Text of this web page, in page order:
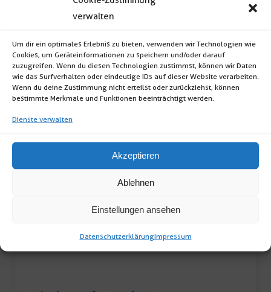
verwalten
Um dir ein optimales Erlebnis zu bieten, verwenden wir Technologien wie
Cookies, um Geräteinformationen zu speichern und/oder darauf
zuzugreifen. Wenn du diesen Technologien zustimmst, können wir Daten
wie das Surfverhalten oder eindeutige IDs auf dieser Website verarbeiten.
Wenn du deine Zustimmung nicht erteilst oder zurückziehst, können
bestimmte Merkmale und Funktionen beeinträchtigt werden.
Dienste verwalten
Akzeptieren
Ablehnen
Einstellungen ansehen
DatenschutzerklärungImpressum
Glas de colores klar
Glas de colores (Becker 0,3l klar;
Verpackungseinheit: 24 Stück) inkl. […]
de
colores